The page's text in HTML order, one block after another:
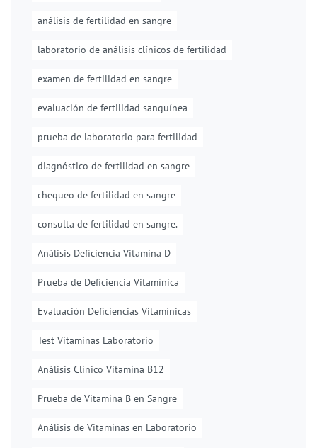
análisis de fertilidad en sangre
laboratorio de análisis clínicos de fertilidad
examen de fertilidad en sangre
evaluación de fertilidad sanguínea
prueba de laboratorio para fertilidad
diagnóstico de fertilidad en sangre
chequeo de fertilidad en sangre
consulta de fertilidad en sangre.
Análisis Deficiencia Vitamina D
Prueba de Deficiencia Vitamínica
Evaluación Deficiencias Vitamínicas
Test Vitaminas Laboratorio
Análisis Clínico Vitamina B12
Prueba de Vitamina B en Sangre
Análisis de Vitaminas en Laboratorio